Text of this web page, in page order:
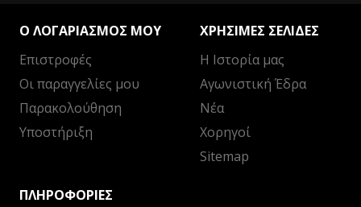
Ο ΛΟΓΑΡΙΑΣΜΌΣ ΜΟΥ
Επιστροφές
Οι παραγγελίες μου
Παρακολούθηση
Υποστήριξη
ΧΡΉΣΙΜΕΣ ΣΕΛΊΔΕΣ
Η Ιστορία μας
Αγωνιστική Έδρα
Νέα
Χορηγοί
Sitemap
ΠΛΗΡΟΦΟΡΊΕΣ